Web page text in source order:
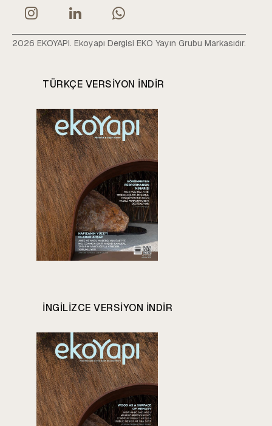
2026 EKOYAPI. Ekoyapı Dergisi EKO Yayın Grubu Markasıdır.
TÜRKÇE VERSIYON INDIR
INGILIZCE VERSIYON INDIR